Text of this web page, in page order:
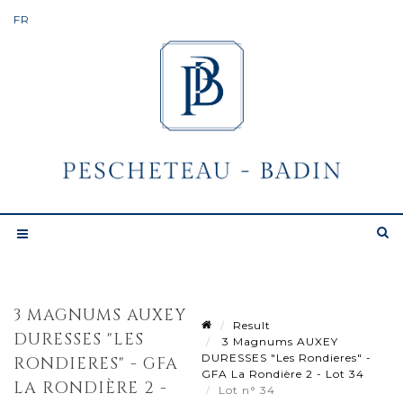
3 MAGNUMS AUXEY
DURESSES "LES
RONDIERES" - GFA
LA RONDIÈRE 2 -
Result
3 Magnums AUXEY
DURESSES "Les Rondieres" -
GFA La Rondière 2 - Lot 34
Lot n° 34